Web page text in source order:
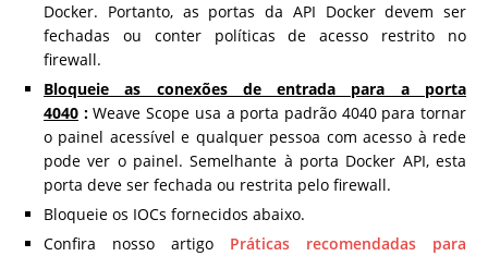
Docker. Portanto, as portas da API Docker devem ser
fechadas ou conter políticas de acesso restrito no
firewall.
Bloqueie as conexões de entrada para a porta
4040 :Weave Scope usa a porta padrão 4040 para tornar
o painel acessível e qualquer pessoa com acesso à rede
pode ver o painel. Semelhante à porta Docker API, esta
porta deve ser fechada ou restrita pelo firewall.
Bloqueie os IOCs fornecidos abaixo.
Confira nosso artigo Práticas recomendadas para